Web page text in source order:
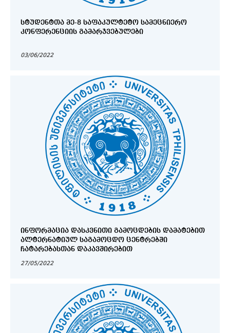
ᲡᲢᲣᲓᲔᲜᲢᲗᲐ ᲛᲔ-8 ᲡᲐᲤᲐᲙᲣᲚᲢᲔᲢᲝ ᲡᲐᲛᲔᲪᲜᲘᲔᲠᲝ
ᲙᲝᲜᲤᲔᲠᲔᲜᲪᲘᲘᲡ ᲒᲐᲛᲐᲠᲯᲕᲔᲑᲣᲚᲔᲑᲘ
03/06/2022
ᲘᲜᲤᲝᲠᲛᲐᲪᲘᲐ ᲓᲐᲡᲙᲕᲜᲘᲗᲘ ᲒᲐᲛᲝᲪᲓᲔᲑᲘᲡ ᲓᲐᲛᲐᲢᲔᲑᲘᲗ
ᲐᲚᲢᲔᲠᲜᲐᲢᲘᲣᲚ ᲡᲐᲒᲐᲛᲝᲪᲓᲝ ᲪᲔᲜᲢᲠᲔᲑᲨᲘ
ᲩᲐᲢᲐᲠᲔᲑᲐᲡᲗᲐᲜ ᲓᲐᲙᲐᲕᲨᲘᲠᲔᲑᲘᲗ
27/05/2022